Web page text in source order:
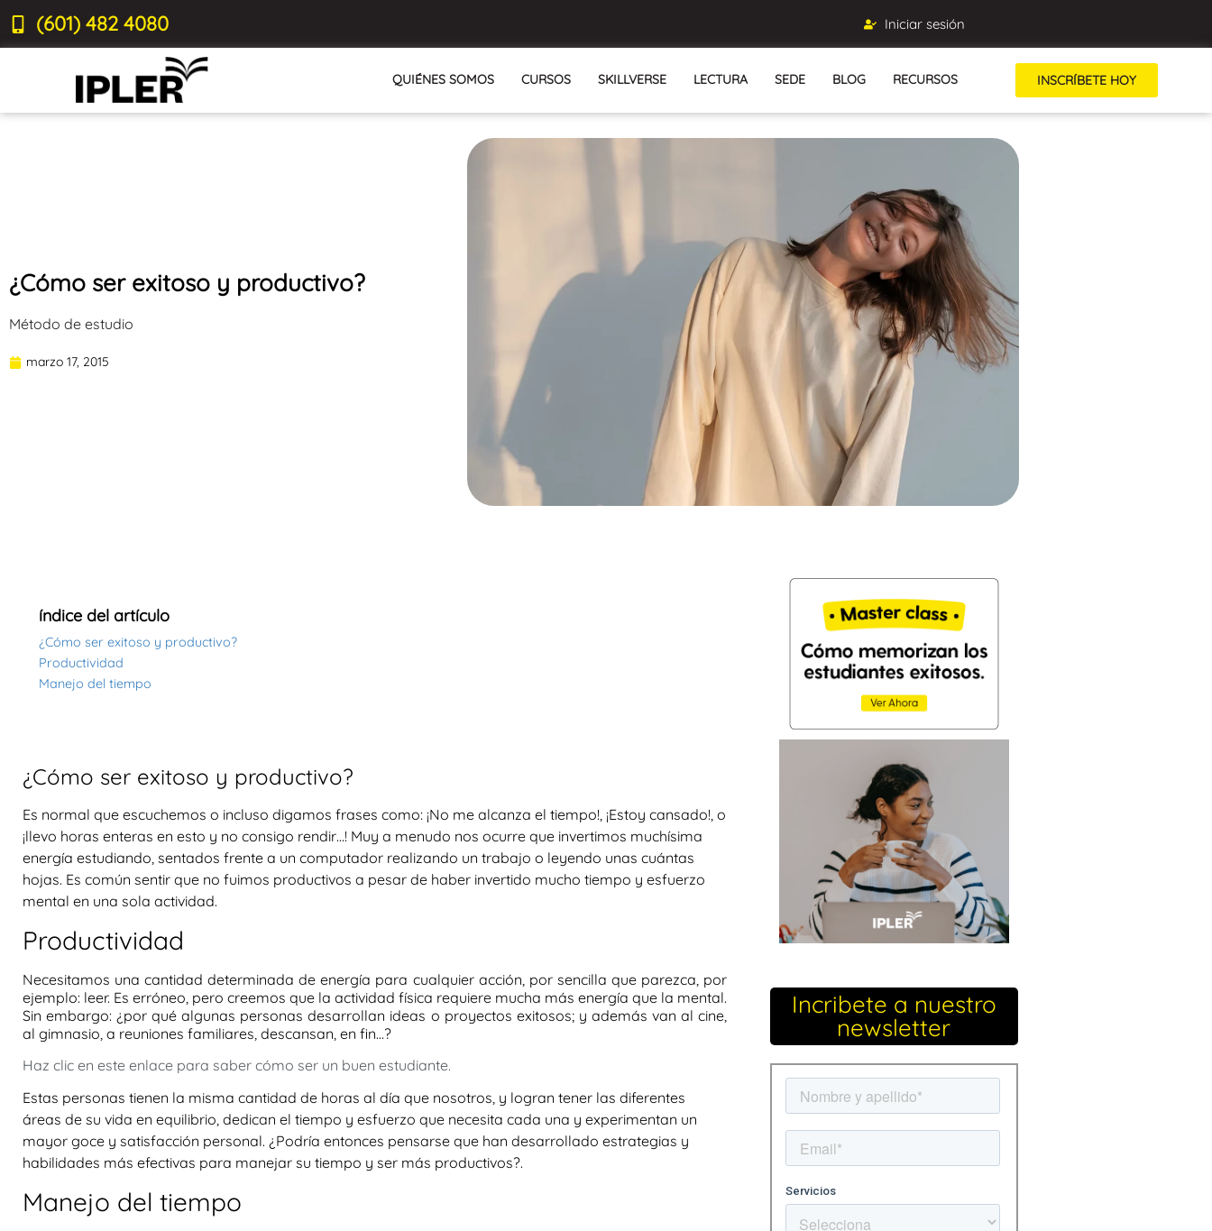
(601) 482 4080 Iniciar sesión
QUIÉNES SOMOS CURSOS SKILLVERSE LECTURA SEDE BLOG RECURSOS INSCRÍBETE HOY
¿Cómo ser exitoso y productivo?
Método de estudio
marzo 17, 2015
índice del artículo
¿Cómo ser exitoso y productivo?
Productividad
Manejo del tiempo
¿Cómo ser exitoso y productivo?
Es normal que escuchemos o incluso digamos frases como: ¡No me alcanza el tiempo!, ¡Estoy cansado!, o
¡llevo horas enteras en esto y no consigo rendir…! Muy a menudo nos ocurre que invertimos muchísima
energía estudiando, sentados frente a un computador realizando un trabajo o leyendo unas cuántas
hojas. Es común sentir que no fuimos productivos a pesar de haber invertido mucho tiempo y esfuerzo
mental en una sola actividad.
Productividad
Necesitamos una cantidad determinada de energía para cualquier acción, por sencilla que parezca, por
ejemplo: leer. Es erróneo, pero creemos que la actividad física requiere mucha más energía que la mental.
Sin embargo: ¿por qué algunas personas desarrollan ideas o proyectos exitosos; y además van al cine,
al gimnasio, a reuniones familiares, descansan, en fin…?
Haz clic en este enlace para saber cómo ser un buen estudiante.
Estas personas tienen la misma cantidad de horas al día que nosotros, y logran tener las diferentes
áreas de su vida en equilibrio, dedican el tiempo y esfuerzo que necesita cada una y experimentan un
mayor goce y satisfacción personal. ¿Podría entonces pensarse que han desarrollado estrategias y
habilidades más efectivas para manejar su tiempo y ser más productivos?.
Manejo del tiempo
Incribete a nuestro
newsletter